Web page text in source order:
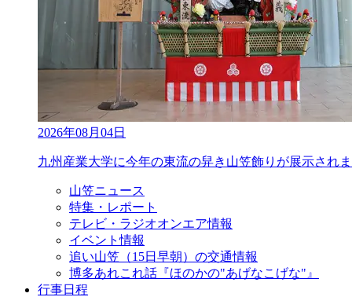
2026年08月04日
九州産業大学に今年の東流の舁き山笠飾りが展示され
山笠ニュース
特集・レポート
テレビ・ラジオオンエア情報
イベント情報
追い山笠（15日早朝）の交通情報
博多あれこれ話『ほのかの"あげなこげな"』
行事日程